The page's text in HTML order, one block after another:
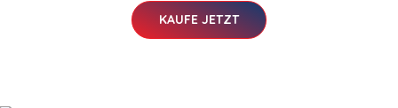
KAUFE JETZT